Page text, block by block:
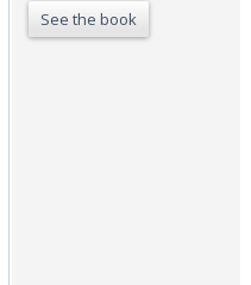
See the book